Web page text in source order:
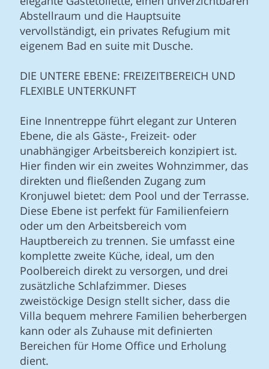
Abstellraum und die Hauptsuite
vervollständigt, ein privates Refugium mit
eigenem Bad en suite mit Dusche.
DIE UNTERE EBENE: FREIZEITBEREICH UND
FLEXIBLE UNTERKUNFT
Eine Innentreppe führt elegant zur Unteren
Ebene, die als Gäste-, Freizeit- oder
unabhängiger Arbeitsbereich konzipiert ist.
Hier finden wir ein zweites Wohnzimmer, das
direkten und fließenden Zugang zum
Kronjuwel bietet: dem Pool und der Terrasse.
Diese Ebene ist perfekt für Familienfeiern
oder um den Arbeitsbereich vom
Hauptbereich zu trennen. Sie umfasst eine
komplette zweite Küche, ideal, um den
Poolbereich direkt zu versorgen, und drei
zusätzliche Schlafzimmer. Dieses
zweistöckige Design stellt sicher, dass die
Villa bequem mehrere Familien beherbergen
kann oder als Zuhause mit definierten
Bereichen für Home Office und Erholung
dient.